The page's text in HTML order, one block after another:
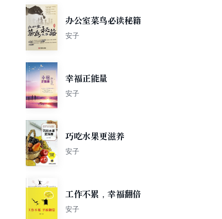
办公室菜鸟必读秘籍
安子
幸福正能量
安子
巧吃水果更滋养
安子
工作不累，幸福翻倍
安子